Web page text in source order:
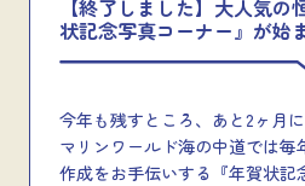
【終了しました】大人気
状記念写真コーナー』が始
今年も残すところ、あと2ヶ月に
マリンワールド海の中道では毎
作成をお手伝いする『年賀状記